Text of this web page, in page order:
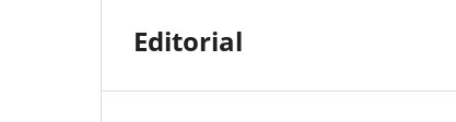
Editorial